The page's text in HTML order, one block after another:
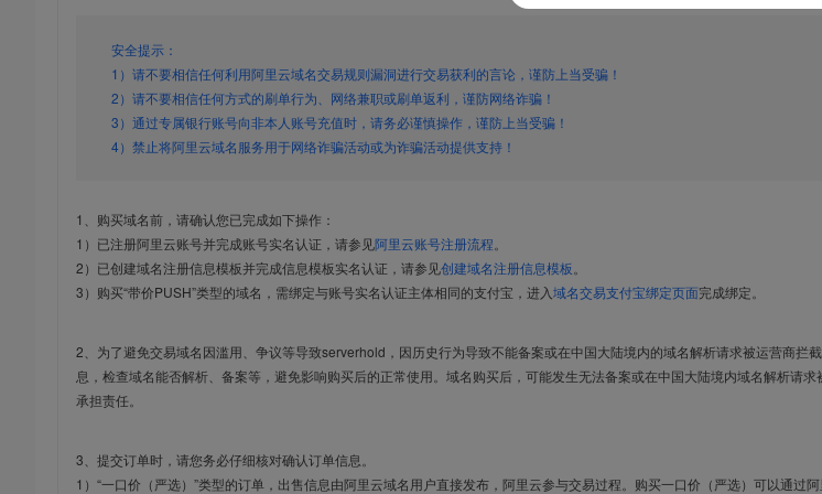
安全提示：
1）请不要相信任何利用阿里云域名交易规则漏洞进行交易获利的言论，谨防上当受骗！
2）请不要相信任何方式的刷单行为、网络兼职或刷单返利，谨防网络诈骗！
3）通过专属银行账号向非本人账号充值时，请务必谨慎操作，谨防上当受骗！
4）禁止将阿里云域名服务用于网络诈骗活动或为诈骗活动提供支持！
1、购买域名前，请确认您已完成如下操作：
1）已注册阿里云账号并完成账号实名认证，请参见阿里云账号注册流程
2）已创建域名注册信息模板并完成信息模板实名认证，请参见创建域名注册信息模板
3）购买“带价PUSH”类型的域名，需绑定与账号实名认证主体相同的支付宝，进入域名交易支付宝绑定页面完成绑定。
2、为了避免交易域名因滥用、争议等导致serverhold，因历史行为导致不能备案或在中国大陆境内的域名解析请求被运营商拦
息，检查域名能否解析、备案等，避免影响购买后的正常使用。域名购买后，可能发生无法备案或在中国大陆境内域名解析请
承担责任。
3、提交订单时，请您务必仔细核对确认订单信息。
1）“一口价（严选）”类型的订单，出售信息由阿里云域名用户直接发布，阿里云参与交易过程。购买一口价（严选）可以通过